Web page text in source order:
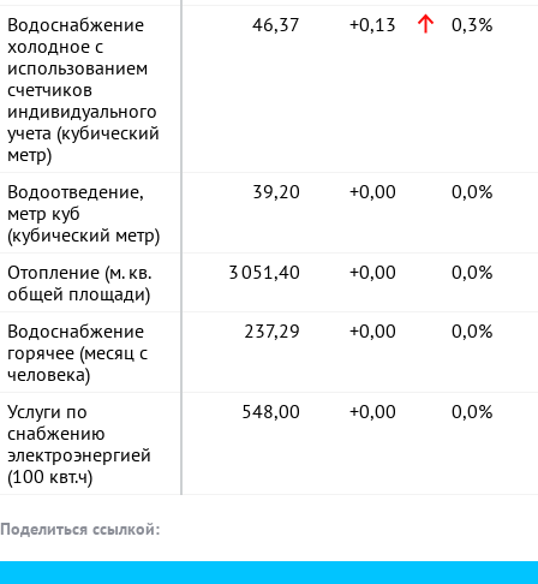
Водоснабжение
холодное с
использованием
счетчиков
индивидуального
учета (кубический
метр)
Водоотведение,
метр куб
(кубический метр)
Отопление (м. кв.
общей площади)
Водоснабжение
горячее (месяц с
человека)
Услуги по
снабжению
электроэнергией
(100 квт.ч)
46,37 +0,13 0,3%
39,20 +0,00 0,0%
3 051,40 +0,00 0,0%
237,29 +0,00 0,0%
548,00 +0,00 0,0%
Поделиться ссылкой: